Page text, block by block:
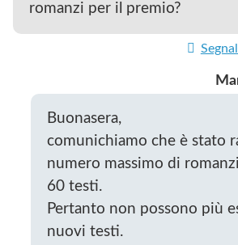
romanzi per il premio?
Buonasera,
comunichiamo che è stato
numero massimo di
60 testi.
Pertanto non possono più
nuovi testi.